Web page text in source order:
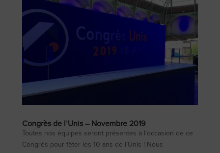
Congrès de l’Unis – Novembre 2019
Toutes nos équipes seront présentes à l’occasion de ce
Congrès pour fêter les 10 ans de l’Unis ! Nous